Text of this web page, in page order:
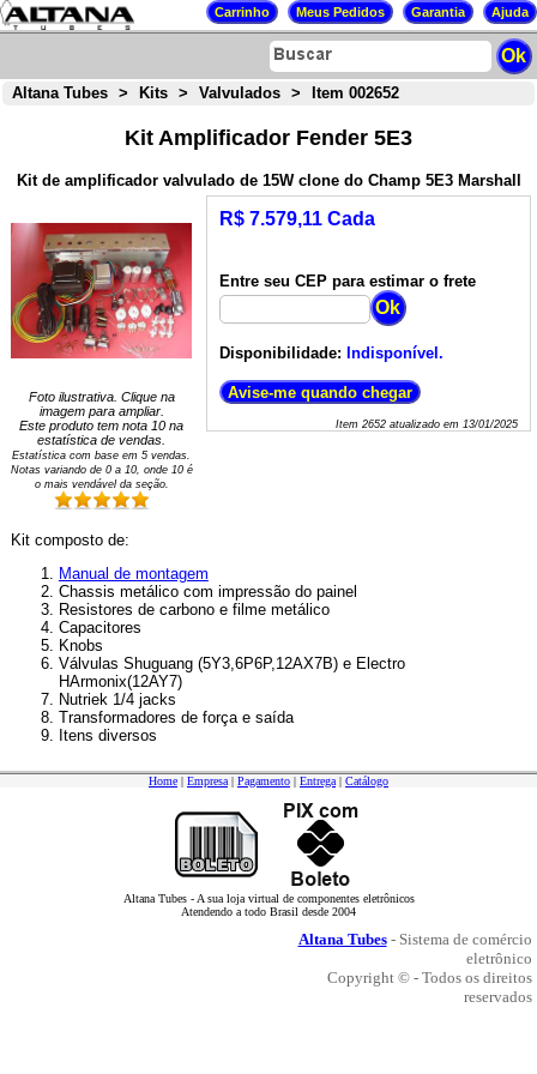
Altana Tubes > Kits > Valvulados > Item 002652
Kit Amplificador Fender 5E3
Kit de amplificador valvulado de 15W clone do Champ 5E3 Marshall
Foto ilustrativa. Clique na
imagem para ampliar.
Este produto tem nota 10 na
estatística de vendas.
Estatística com base em 5 vendas.
Notas variando de 0a 10, onde 10 é
o mais vendável da seção.
R$ 7.579,11 Cada
Entre seu CEP para estimar o frete
Disponibilidade: Indisponível.
Item 2652atualizado em 13/01/2025
Kit composto de:
Manual de montagem
Chassis metálico com impressão do painel
Resistores de carbono e filme metálico
Capacitores
Knobs
Válvulas Shuguang (5Y3,6P6P,12AX7B) e Electro
HArmonix(12AY7)
Nutriek 1/4 jacks
Transformadores de força e saída
Itens diversos
Home | Empresa | Pagamento | Entrega | Catálogo
Altana Tubes - A sua loja virtual de componentes eletrônicos
Atendendo a todo Brasil desde 2004
Altana Tubes- Sistema de comércio
eletrônico
Copyright © - Todos os direitos
reservados